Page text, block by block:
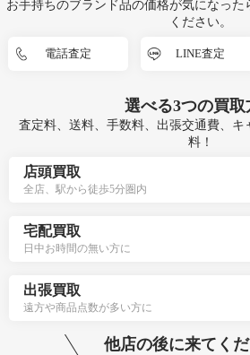
お手持ちのブランド品の価格が気になっ
ください。
電話査定 LINE査定
選べる3つの買取
査定料、送料、手数料、出張交通費、キ
料！
店頭買取
全店、駅から徒歩5分圏内
宅配買取
日中お時間の無い方に
出張買取
遠方や商品点数が多い方に
他店の後に来てくだ